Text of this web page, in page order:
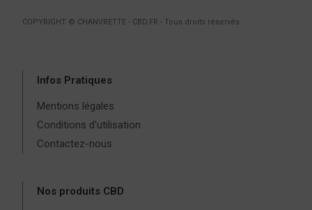
COPYRIGHT © CHANVRETTE - CBD.FR - Tous droits réservés
Infos Pratiques
Mentions légales
Conditions d'utilisation
Contactez-nous
Nos produits CBD